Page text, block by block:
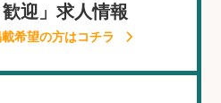
歓迎」求人情報
希望の方はコチラ